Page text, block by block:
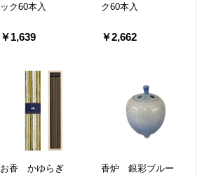
ック60本入
￥1,639
ク60本入
￥2,662
お香 かゆらぎ
香炉 銀彩ブルー